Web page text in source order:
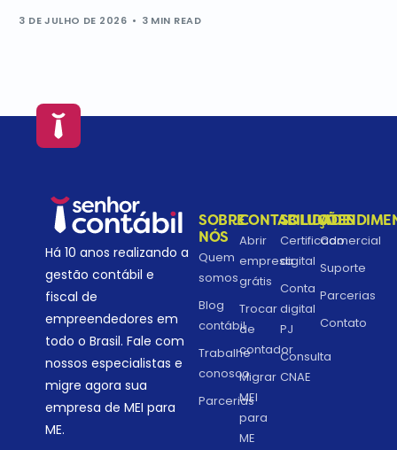
3 DE JULHO DE 2026 3 MIN READ
Há 10 anos realizando a
gestão contábil e
fiscal de
empreendedores em
todo o Brasil. Fale com
nossos especialistas e
migre agora sua
empresa de MEI para
ME.
SOBRE
NÓS
Quem
somos
Blog
contábil
Trabalhe
conosco
Parcerias
CONTABILIDADE
Abrir
empresa
grátis
Trocar
de
contador
Migrar
MEI
para
ME
SOLUÇÕES
Certificado
digital
Conta
digital
PJ
Consulta
CNAE
Comercial
Suporte
Parcerias
Contato